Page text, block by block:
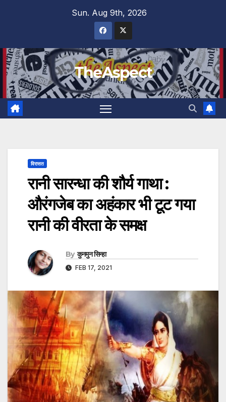
Sun. Aug 9th, 2026
TheAspect
विरासत
रानी सारन्धा की शौर्य गाथा :
औरंगजेब का अहंकार भी टूट गया
रानी की वीरता के समक्ष
By कुनमुन सिन्हा
FEB 17, 2021